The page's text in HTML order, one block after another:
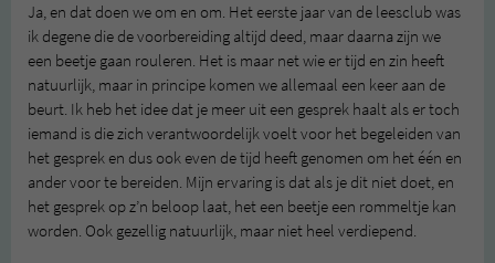
Ja, en dat doen we om en om. Het eerste jaar van de leesclub was
ik degene die de voorbereiding altijd deed, maar daarna zijn we
een beetje gaan rouleren. Het is maar net wie er tijd en zin heeft
natuurlijk, maar in principe komen we allemaal een keer aan de
beurt. Ik heb het idee dat je meer uit een gesprek haalt als er toch
iemand is die zich verantwoordelijk voelt voor het begeleiden van
het gesprek en dus ook even de tijd heeft genomen om het één en
ander voor te bereiden. Mijn ervaring is dat als je dit niet doet, en
het gesprek op z’n beloop laat, het een beetje een rommeltje kan
worden. Ook gezellig natuurlijk, maar niet heel verdiepend.